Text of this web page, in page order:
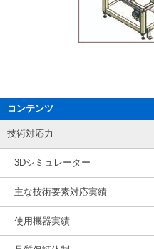
コンテンツ
技術対応力
3Dシミュレーター
主な技術要素対応実績
使用機器実績